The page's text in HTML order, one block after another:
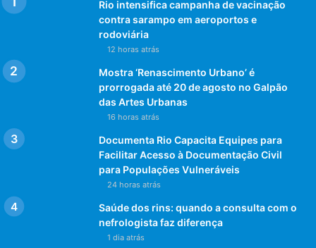
Rio intensifica campanha de vacinação
contra sarampo em aeroportos e
rodoviária
12 horas atrás
Mostra ‘Renascimento Urbano’ é
prorrogada até 20 de agosto no Galpão
das Artes Urbanas
16 horas atrás
Documenta Rio Capacita Equipes para
Facilitar Acesso à Documentação Civil
para Populações Vulneráveis
24 horas atrás
Saúde dos rins: quando a consulta com o
nefrologista faz diferença
1 dia atrás